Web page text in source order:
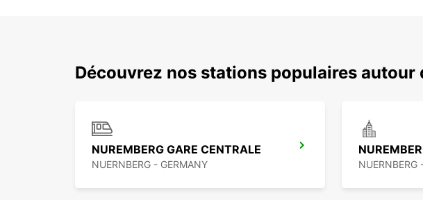
Découvrez nos stations populaires autour
NUREMBERG GARE CENTRALE
NUERNBERG - GERMANY NUERNBERG